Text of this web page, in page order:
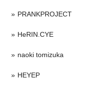
PRANKPROJECT
HeRIN.CYE
naoki tomizuka
HEYEP